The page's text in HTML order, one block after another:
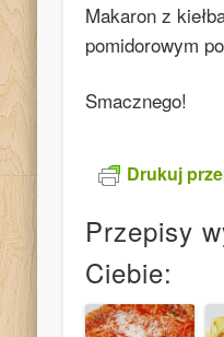
Makaron z
pomidorowym
Smacznego!
Drukuj
Przepisy
Ciebie: